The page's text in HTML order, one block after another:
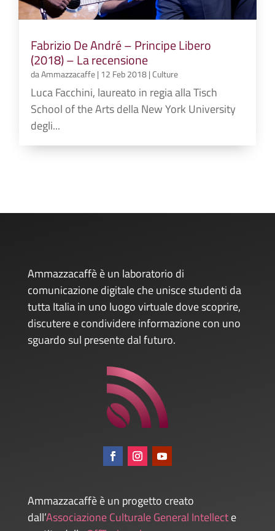
Fabrizio De André – Principe Libero
(2018) – La recensione
daAmmazzacaffe| 12 Feb 2018|Culture
Luca Facchini, laureato in regia alla Tisch
School of the Arts della New York University
degli...
Ammazzacaffè è un laboratorio di
comunicazione digitale che unisce studenti da
tutta Italia in uno luogo virtuale dove scoprire,
discutere e condividere informazione con uno
sguardo sul presente dal futuro.
Ammazzacaffè è un progetto creato
dall’Associazione Culturale General Intellecte